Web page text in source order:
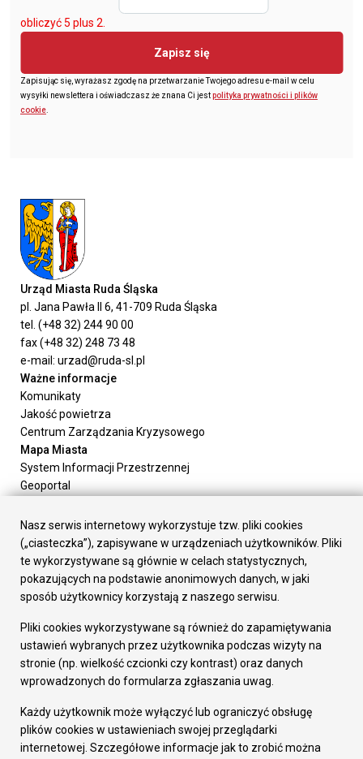
obliczyć 5 plus 2.
Zapisz się
Zapisując się, wyrażasz zgodę na przetwarzanie Twojego adresu e-mail w celu
wysyłki newslettera i oświadczasz że znana Ci jestpolityka prywatności i plików
cookie.
Urząd Miasta Ruda Śląska
pl. Jana Pawła II 6, 41-709 Ruda Śląska
tel. (+48 32) 244 90 00
fax (+48 32) 248 73 48
e-mail: urzad@ruda-sl.pl
Ważne informacje
Komunikaty
Jakość powietrza
Centrum Zarządzania Kryzysowego
Mapa Miasta
System Informacji Przestrzennej
Geoportal
Załatw sprawę
Prezydent Miasta
Rada Miasta
Wydziały
Elektroniczna Skrzynka Podawcza
Gospodarka
Fundusze europejskie
Środki krajowe
Oferty inwestycyjne
Pozostałe
Deklaracja dostępności
Dane osobowe
Nasz serwis internetowy wykorzystuje tzw. pliki cookies
(„ciasteczka”), zapisywane w urządzeniach użytkowników. Pliki
te wykorzystywane są głównie w celach statystycznych,
pokazujących na podstawie anonimowych danych, w jaki
sposób użytkownicy korzystają z naszego serwisu.
Pliki cookies wykorzystywane są również do zapamiętywania
ustawień wybranych przez użytkownika podczas wizyty na
stronie (np. wielkość czcionki czy kontrast) oraz danych
wprowadzonych do formularza zgłaszania uwag.
Każdy użytkownik może wyłączyć lub ograniczyć obsługę
plików cookies w ustawieniach swojej przeglądarki
internetowej. Szczegółowe informacje jak to zrobić można